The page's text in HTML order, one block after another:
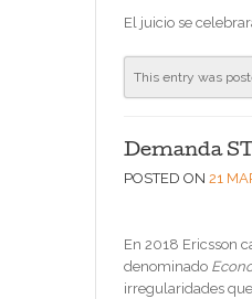
El juicio se
This entry was
Demanda
POSTED ON 21
En 2018 Ericsson
denominado
irregularidades que